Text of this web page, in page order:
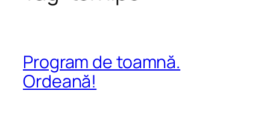
Program de toamnă.
Ordeană!